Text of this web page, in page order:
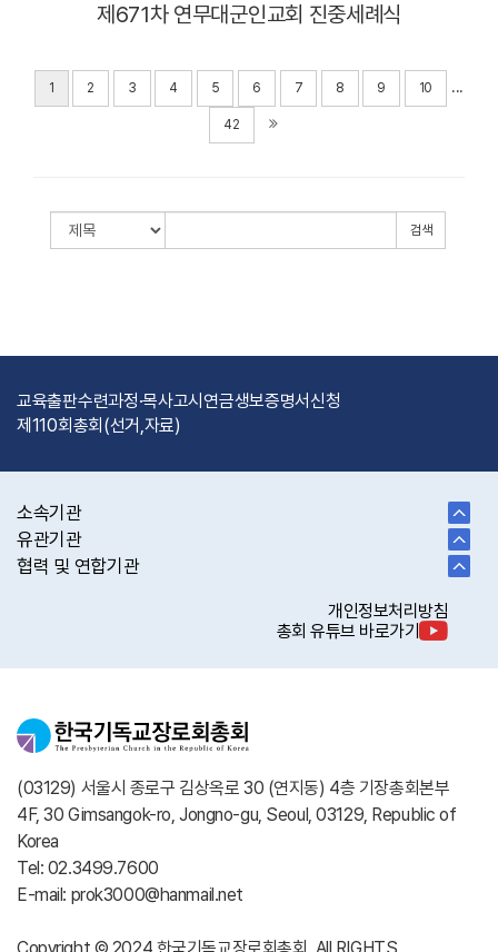
제671차 연무대군인교회 진중세례식
1 2 3 4 5 6 7 8 9 10 ...
42
검색
교육출판수련과정·목사고시 연금생보증명서신청
제110회총회(선거,자료)
소속기관
유관기관
협력 및 연합기관
개인정보처리방침
총회 유튜브 바로가기
(03129) 서울시 종로구 김상옥로 30 (연지동) 4층 기장총회본부
4F, 30 Gimsangok-ro, Jongno-gu, Seoul, 03129, Republic of
Korea
Tel: 02.3499.7600
E-mail: prok3000@hanmail.net